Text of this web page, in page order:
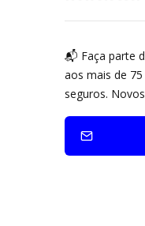
📬 Faça parte
aos mais de
seguros.